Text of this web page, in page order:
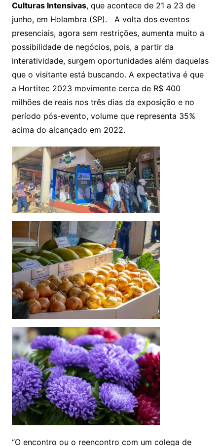
Culturas Intensivas, que acontece de 21 a 23 de
junho, em Holambra (SP). A volta dos eventos
presenciais, agora sem restrições, aumenta muito a
possibilidade de negócios, pois, a partir da
interatividade, surgem oportunidades além daquelas
que o visitante está buscando. A expectativa é que
a Hortitec 2023 movimente cerca de R$ 400
milhões de reais nos três dias da exposição e no
período pós-evento, volume que representa 35%
acima do alcançado em 2022.
“O encontro ou o reencontro com um colega de